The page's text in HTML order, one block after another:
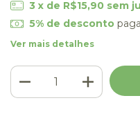
3 x de R$15,90 sem
5% de desconto
Ver mais detalhes